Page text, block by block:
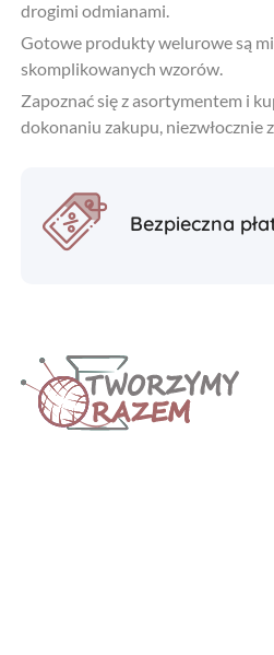
drogimi odmianami.
Gotowe produkty welurowe są
skomplikowanych wzorów.
Zapoznać się z asortymentem i
dokonaniu zakupu, niezwłocznie
Bezpieczna